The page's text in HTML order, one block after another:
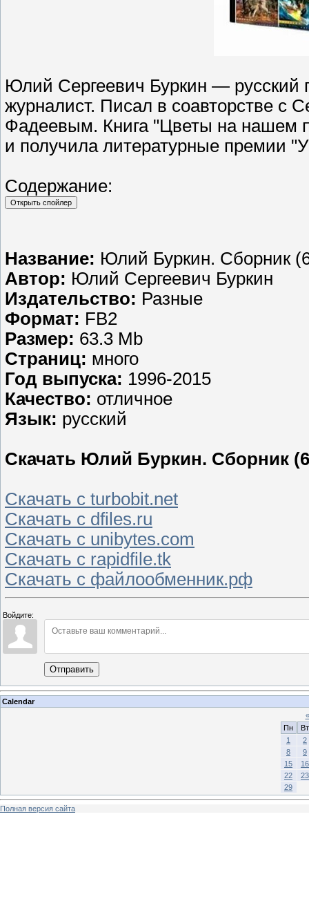
Юлий Сергеевич Буркин — русский
журналист. Писал в соавторстве с
Фадеевым. Книга "Цветы на нашем
и получила литературные премии
Содержание:
Название: Юлий Буркин. Сборник
Автор: Юлий Сергеевич Буркин
Издательство: Разные
Формат: FB2
Размер: 63.3 Mb
Страниц: много
Год выпуска: 1996-2015
Качество: отличное
Язык: русский
Скачать Юлий Буркин. Сборник
Скачать с turbobit.net
Скачать с dfiles.ru
Скачать с unibytes.com
Скачать с rapidfile.tk
Скачать с файлообменник.рф
Войдите:
Отправить
Calendar
«
Пн
Вт
1
2
8
9
15
16
22
23
29
Полная версия сайта